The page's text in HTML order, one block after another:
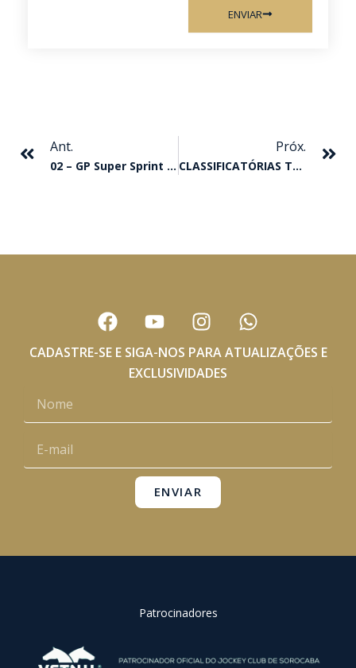
ENVIAR
Ant.
02 – GP Super Sprint – (class)
Próx.
CLASSIFICATÓRIAS TORNEIO INÍCIO
F
a
c
o
Y
o
u
t
e
I
n
s
t
r
m
W
h
a
p
CADASTRE-SE E SIGA-NOS PARA ATUALIZAÇÕES E
EXCLUSIVIDADES
mail
ENVIAR
Patrocinadores